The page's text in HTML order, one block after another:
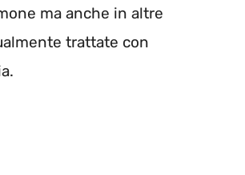
ma anche in altre
trattate con